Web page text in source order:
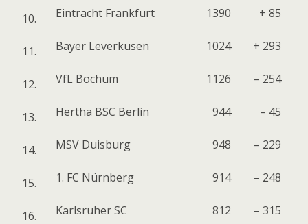
10. Eintracht Frankfurt 1390 + 85
11. Bayer Leverkusen 1024 + 293
12. VfL Bochum 1126 – 254
13. Hertha BSC Berlin 944 – 45
14. MSV Duisburg 948 – 229
15. 1. FC Nürnberg 914 – 248
16. Karlsruher SC 812 – 315